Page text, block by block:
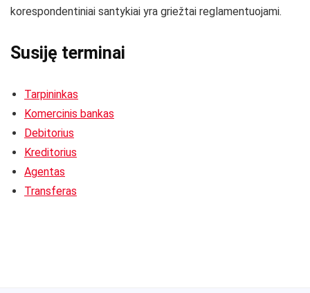
korespondentiniai santykiai yra griežtai reglamentuojami.
Susiję terminai
Tarpininkas
Komercinis bankas
Debitorius
Kreditorius
Agentas
Transferas